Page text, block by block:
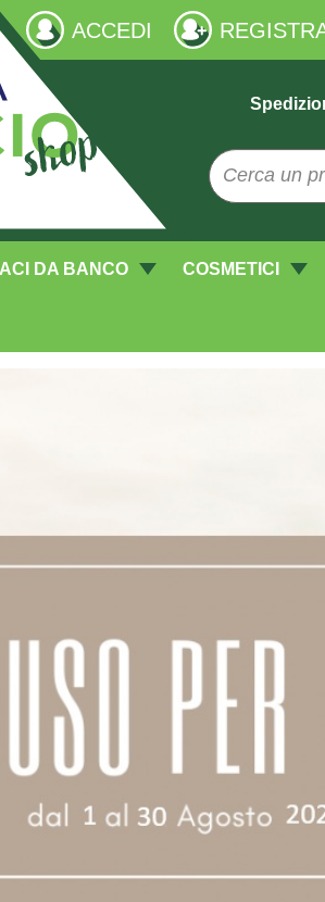
ACCEDI
DA BANCO COSMETICI